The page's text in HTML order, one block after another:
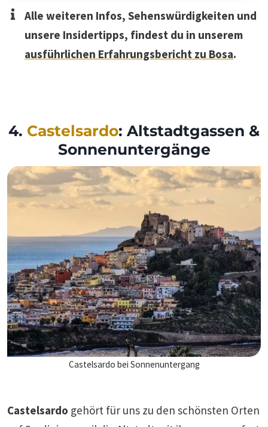
Alle weiteren Infos, Sehenswürdigkeiten und
unsere Insidertipps, findest du in unserem
ausführlichen Erfahrungsbericht zu Bosa.
4. Castelsardo: Altstadtgassen &
Sonnenuntergänge
Castelsardo bei Sonnenuntergang
Castelsardo gehört für uns zu den schönsten Orten